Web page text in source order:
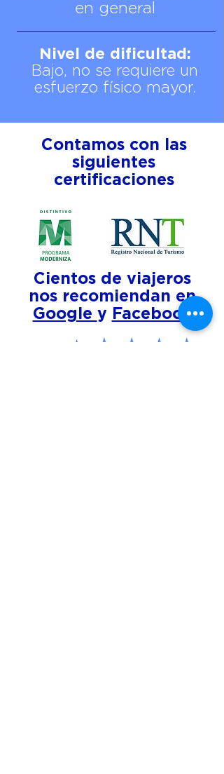
en general
Nivel de dificultad:
Bajo, no se requiere un
esfuerzo físico mayor.
Contamos con las
siguientes
certificaciones
Cientos de viajeros
nos recomiendan en
Google y Facebook